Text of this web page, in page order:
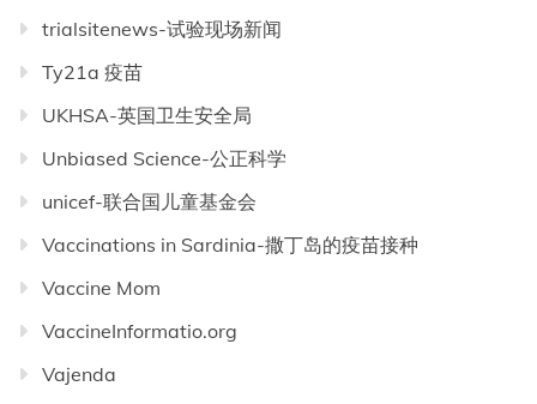
trialsitenews-试验现场新闻
Ty21a 疫苗
UKHSA-英国卫生安全局
Unbiased Science-公正科学
unicef-联合国儿童基金会
Vaccinations in Sardinia-撒丁岛的疫苗接种
Vaccine Mom
VaccineInformatio.org
Vajenda